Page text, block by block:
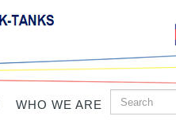
WHO WE ARE